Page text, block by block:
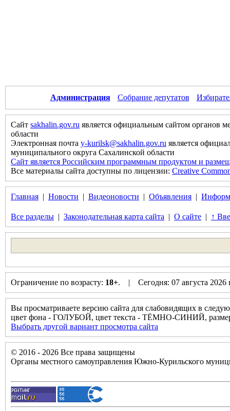
Администрация Собрание депутатов
Сайт sakhalin.gov.ru является официальным сайтом органов
области
Электронная почта y-kurilsk@sakhalin.gov.ru является
муниципального округа Сахалинской области
Сайт является Российским программным продуктом и
Все материалы сайта доступны по лицензии: Creative
Главная | Новости | Видеоновости | Объявления |
Все разделы | Законодательная карта сайта | О сайте | ↑
Ограничение по возрасту: 18+. | Сегодня: 07 августа
Вы просматриваете версию сайта для слабовидящих в
цвет фона - ГОЛУБОЙ, цвет текста - ТЁМНО-СИНИЙ,
Выбрать другой вариант просмотра сайта
© 2016 - 2026 Все права защищены
Органы местного самоуправления Южно-Курильского